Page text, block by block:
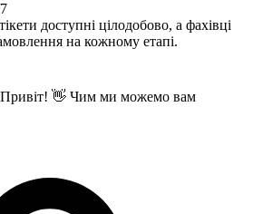
доступні цілодобово, а фахівці
на кожному етапі.
Привіт! 👋 Чим ми можемо вам